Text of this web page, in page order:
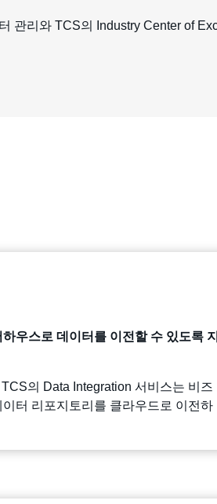
관리와 TCS의 Industry Center of
우스로 데이터를 이전할 수 있도록 지
의 Data Integration 서비스는 비즈
터 리포지토리를 클라우드로 이전하